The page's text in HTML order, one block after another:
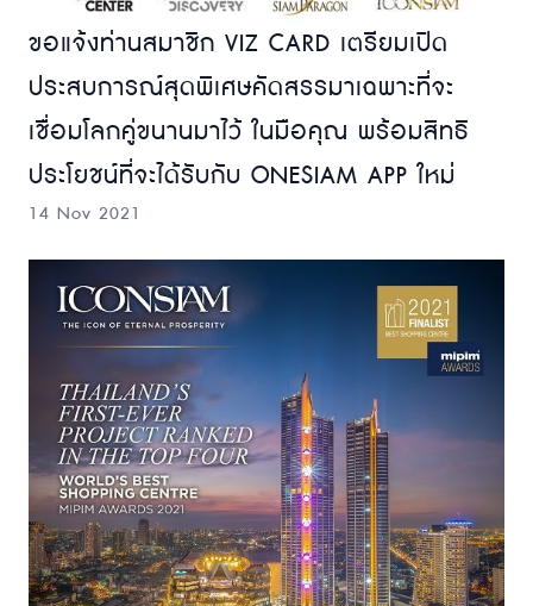
ขอแจ้งท่านสมาชิก VIZ CARD เตรียมเปิด
ประสบการณ์สุดพิเศษคัดสรรมาเฉพาะที่จะ
เชื่อมโลกคู่ขนานมาไว้ ในมือคุณ พร้อมสิทธิ
ประโยชน์ที่จะได้รับกับ ONESIAM APP ใหม่
14 Nov 2021